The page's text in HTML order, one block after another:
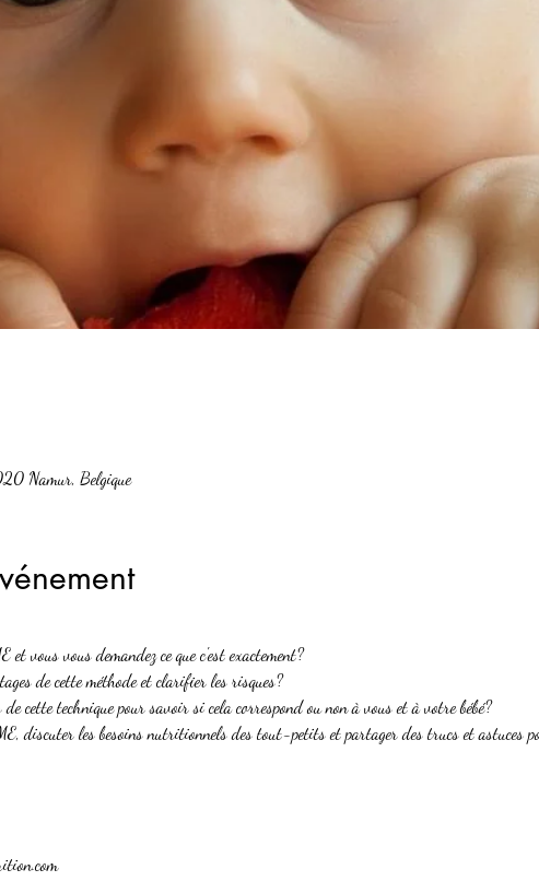
Namur, Belgique
vous vous demandez ce que c'est exactement?
de cette méthode et clarifier les risques?
cette technique pour savoir si cela correspond ou non à vous et à votre bébé?
discuter les besoins nutritionnels des tout-petits et partager des trucs et astuces